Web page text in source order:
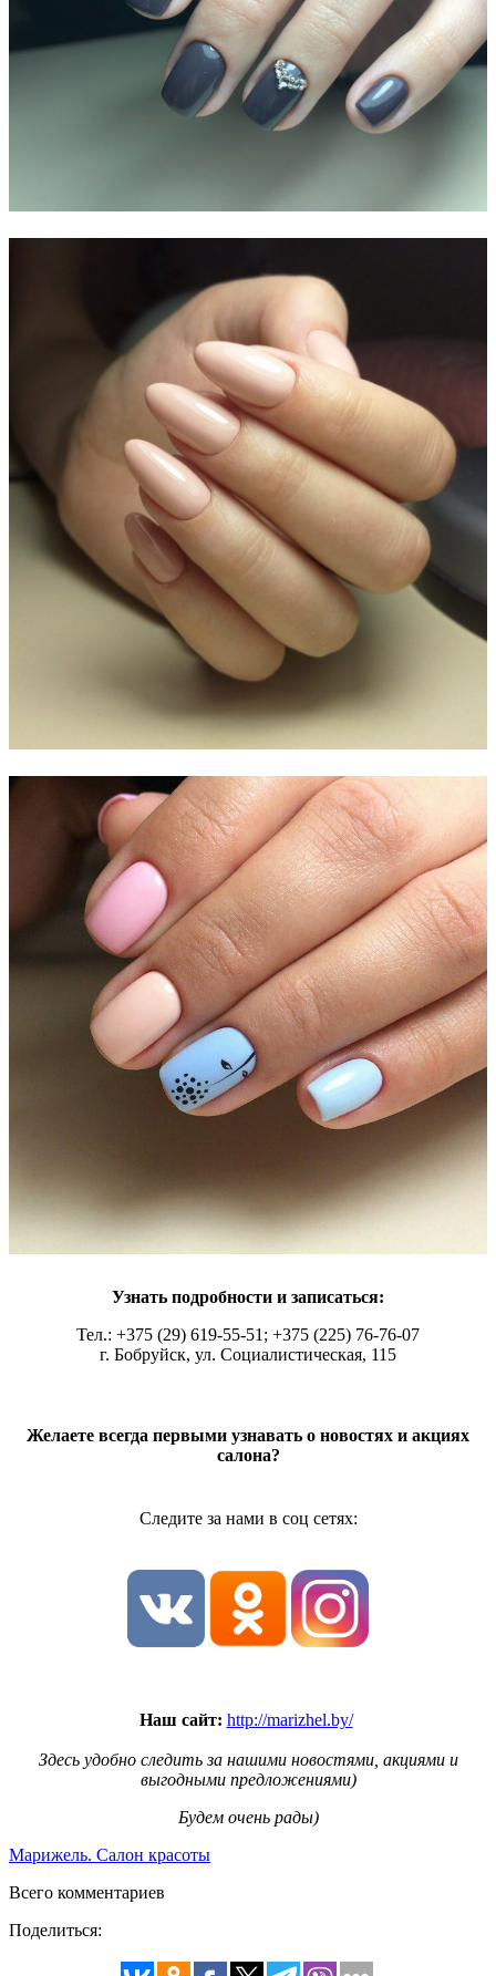
Узнать подробности и записаться:
Тел.: +375 (29) 619-55-51; +375 (225) 76-76-07
г. Бобруйск, ул. Социалистическая, 115
Желаете всегда первыми узнавать о новостях и акциях
салона?
Следите за нами в соц сетях:
Наш сайт: http://marizhel.by/
Здесь удобно следить за нашими новостями, акциями и
выгодными предложениями)
Будем очень рады)
Марижель. Cалон красоты
Всего комментариев
Поделиться: